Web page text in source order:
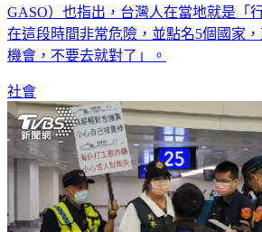
GASO）也指出，台灣人在當地就是「
在這段時間非常危險，並點名5個國家
機會，不要去就對了」。
社會